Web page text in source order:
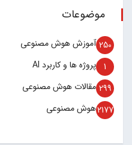
موضوعات
آموزش هوش مصنوعی 250
پروژه ها و کاربرد AI 1
مقالات هوش مصنوعی 299
هوش مصنوعی2177